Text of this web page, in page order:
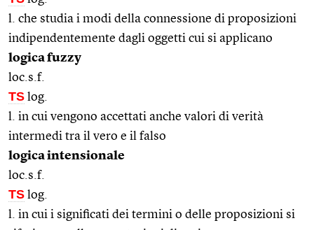
l. che studia i modi della connessione di proposizioni
indipendentemente dagli oggetti cui si applicano
logica fuzzy
loc.s.f.
TS log.
l. in cui vengono accettati anche valori di verità
intermedi tra il vero e il falso
logica intensionale
loc.s.f.
TS log.
l. in cui i significati dei termini o delle proposizioni si